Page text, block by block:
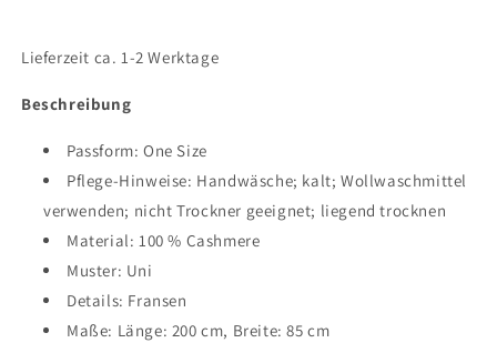
Altrosa
Altrosa
Lieferzeit ca. 1-2 Werktage
Beschreibung
Passform: One Size
Pflege-Hinweise: Handwäsche; kalt; Wollwaschmittel
verwenden; nicht Trockner geeignet; liegend trocknen
Material: 100 % Cashmere
Muster: Uni
Details: Fransen
Maße: Länge: 200 cm, Breite: 85 cm